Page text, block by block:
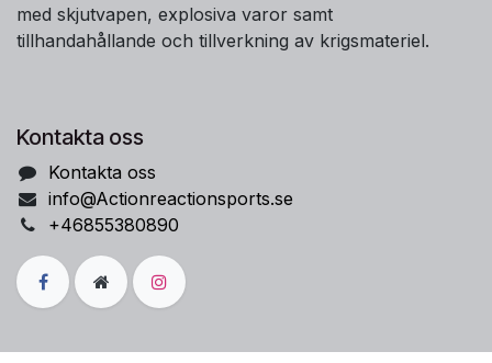
med skjutvapen, explosiva varor samt
tillhandahållande och tillverkning av krigsmateriel.
Kontakta oss
Kontakta oss
info@Actionreactionsports.se
+46855380890